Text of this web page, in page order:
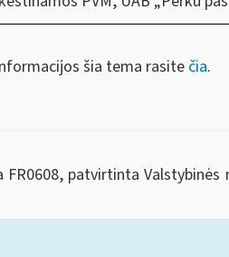
šia tema rasitečia.
FR0608, patvirtinta